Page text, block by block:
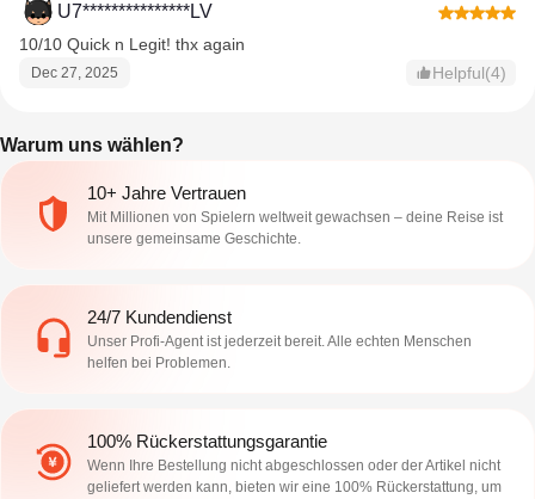
U7***************LV
10/10 Quick n Legit! thx again
Dec 27, 2025 Helpful(4)
Warum uns wählen?
10+ Jahre Vertrauen
Mit Millionen von Spielern weltweit gewachsen – deine Reise ist
unsere gemeinsame Geschichte.
24/7 Kundendienst
Unser Profi-Agent ist jederzeit bereit. Alle echten Menschen
helfen bei Problemen.
100% Rückerstattungsgarantie
Wenn Ihre Bestellung nicht abgeschlossen oder der Artikel nicht
geliefert werden kann, bieten wir eine 100% Rückerstattung, um